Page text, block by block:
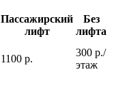
Пассажирский
лифт
Без
лифта
1100 р.
300 р./
этаж